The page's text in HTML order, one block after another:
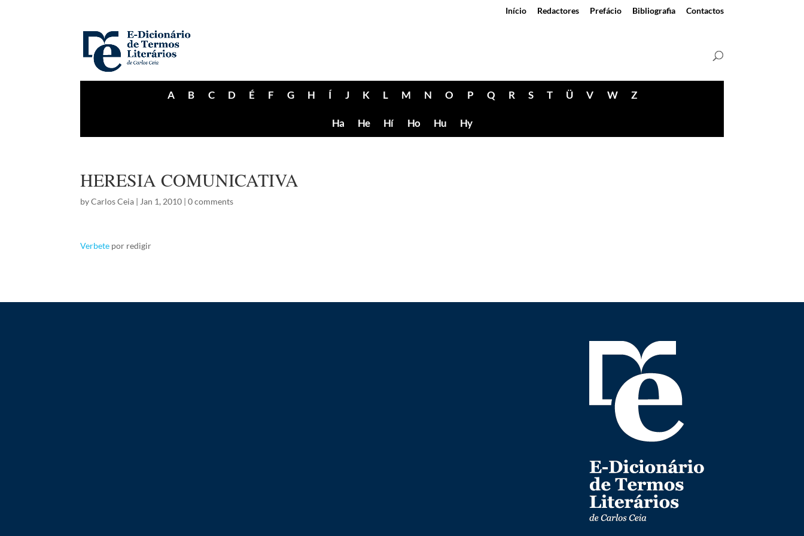
Início Redactores Prefácio Bibliografia Contactos
A B C D É F G H Í J K L M N O P Q R S T Ü V W Z
Ha He Hí Ho Hu Hy
HERESIA COMUNICATIVA
byCarlos Ceia | Jan 1, 2010 |0 comments
Verbete por redigir